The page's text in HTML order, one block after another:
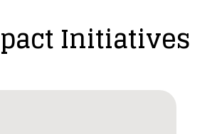
Initiatives